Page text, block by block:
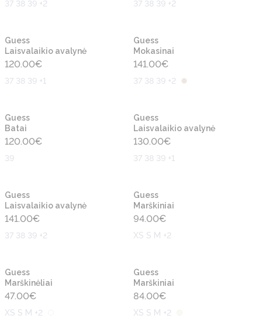
37 38 39 +2 37 38 39 +2
Guess
Laisvalaikio avalynė
120.00€
37 38 39 +1
Guess
Mokasinai
141.00€
37 38 39 +2
Guess
Batai
120.00€
39
Guess
Laisvalaikio avalynė
130.00€
37 38 39 +1
Guess
Laisvalaikio avalynė
141.00€
37 38 39 +2
Guess
Marškiniai
94.00€
XS S M +2
Guess
Marškinėliai
47.00€
XS S M +2
Guess
Marškiniai
84.00€
XS S M +2